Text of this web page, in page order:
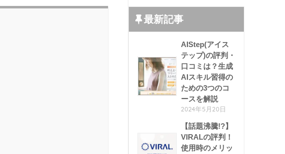
最新記事
AIStep(アイス
テップ)の評判・
口コミは？生成
AIスキル習得の
ための3つのコ
ースを解説
2024年5月20日
【話題沸騰!?】
VIRALの評判！
使用時のメリッ